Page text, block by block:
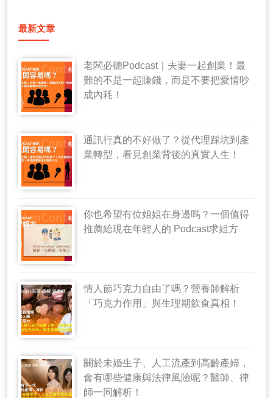
最新文章
老闆必聽Podcast｜夫妻一起創業！最
難的不是一起賺錢，而是不要把愛情吵
成內耗！
通訊行真的不好做了？從代理踩坑到產
業轉型，看見創業背後的真實人生！
你也希望有位姐姐在身邊嗎？一個值得
推薦給現在年輕人的 Podcast求姐方
情人節巧克力自由了嗎？營養師解析
「巧克力作用」與生理期飲食真相！
關於未婚生子、人工流產到高齡產婦，
會有哪些健康與法律風險呢？醫師、律
師一同解析！